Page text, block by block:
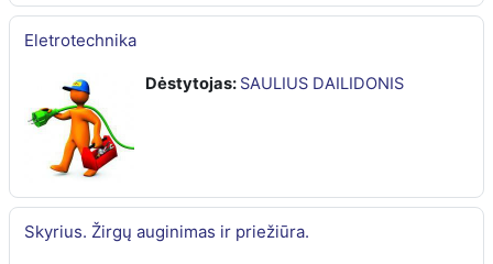
Eletrotechnika
Dėstytojas: SAULIUS DAILIDONIS
Skyrius. Žirgų auginimas ir priežiūra.